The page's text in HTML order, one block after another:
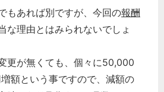
もあれば別ですが、今回の報酬
な理由とはみられないでしょ
更が無くても、個々に50,000
額という事ですので、減額の